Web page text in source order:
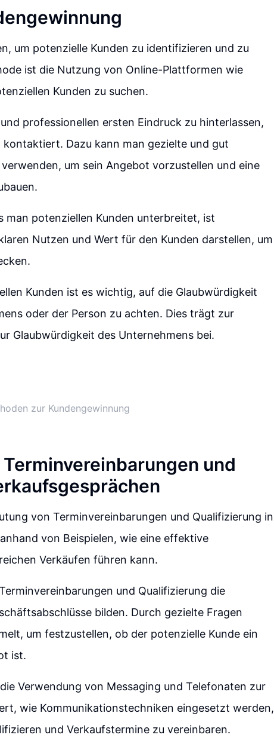
um potenzielle Kunden zu identifizieren und zu
ist die Nutzung von Online-Plattformen wie
Kunden zu suchen.
professionellen ersten Eindruck zu hinterlassen,
Dazu kann man gezielte und gut
um sein Angebot vorzustellen und eine
man potenziellen Kunden unterbreitet, ist
Nutzen und Wert für den Kunden darstellen, um
Kunden ist es wichtig, auf die Glaubwürdigkeit
oder der Person zu achten. Dies trägt zur
Glaubwürdigkeit des Unternehmens bei.
zur Kundengewinnung
und
von Terminvereinbarungen und Qualifizierung in
von Beispielen, wie eine effektive
Verkäufen führen kann.
und Qualifizierung die
bilden. Durch gezielte Fragen
um festzustellen, ob der potenzielle Kunde ein
ist.
Verwendung von Messaging und Telefonaten zur
wie Kommunikationstechniken eingesetzt werden,
und Verkaufstermine zu vereinbaren.